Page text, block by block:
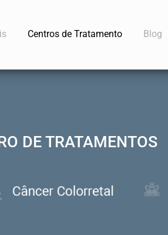
Centros de Tratamento Blog
DE TRATAMENTOS